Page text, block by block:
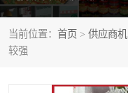
当前位置： 首页 > 供应商机
较强
调料配送